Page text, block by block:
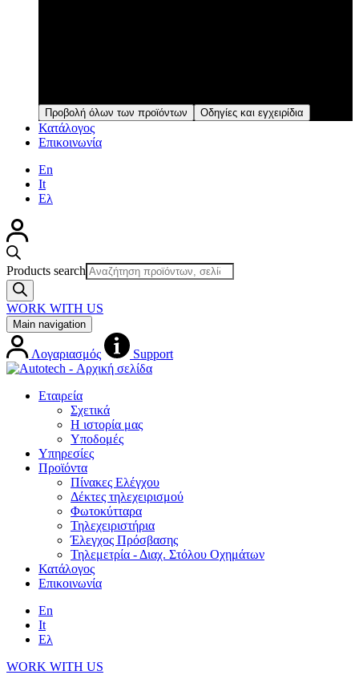
Προβολή όλων των προϊόντων Οδηγίες και εγχειρίδια
Κατάλογος
Επικοινωνία
En
It
Ελ
Products search
WORK WITH US
Main navigation
Λογαριασμός Support
Εταιρεία
Σχετικά
Η ιστορία μας
Υποδομές
Υπηρεσίες
Προϊόντα
Πίνακες Ελέγχου
Δέκτες τηλεχειρισμού
Φωτοκύτταρα
Τηλεχειριστήρια
Έλεγχος Πρόσβασης
Τηλεμετρία - Διαχ. Στόλου Οχημάτων
Κατάλογος
Επικοινωνία
En
It
Ελ
WORK WITH US